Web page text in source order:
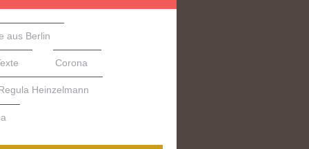
aus Berlin
Corona
Heinzelmann